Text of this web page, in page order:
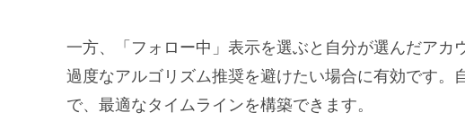
一方、「フォロー中」表示を選ぶと自分が選んだアカ
過度なアルゴリズム推奨を避けたい場合に有効です。
で、最適なタイムラインを構築できます。